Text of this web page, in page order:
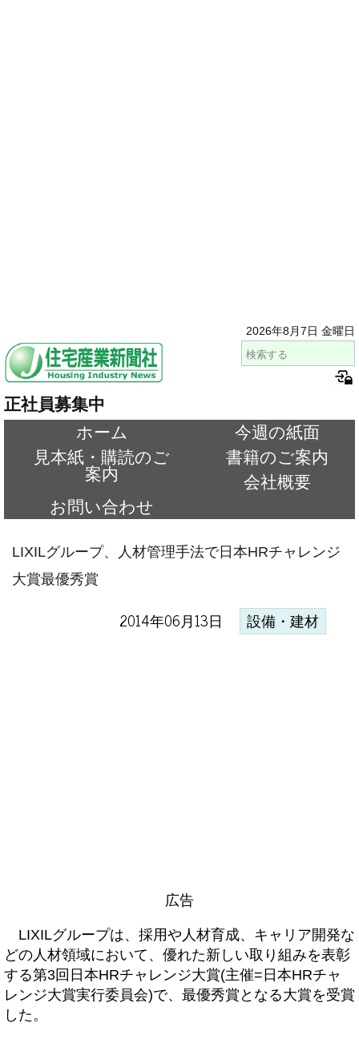
2026年8月7日 金曜日
正社員募集中
ホーム
今週の紙面
見本紙・購読のご
案内
書籍のご案内
会社概要
お問い合わせ
LIXILグループ、人材管理手法で日本HRチャレンジ
大賞最優秀賞
2014年06月13日 設備・建材
広告
LIXILグループは、採用や人材育成、キャリア開発な
どの人材領域において、優れた新しい取り組みを表彰
する第3回日本HRチャレンジ大賞(主催=日本HRチャ
レンジ大賞実行委員会)で、最優秀賞となる大賞を受賞
した。